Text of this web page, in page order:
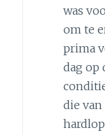
was
om te
prima
dag op
die